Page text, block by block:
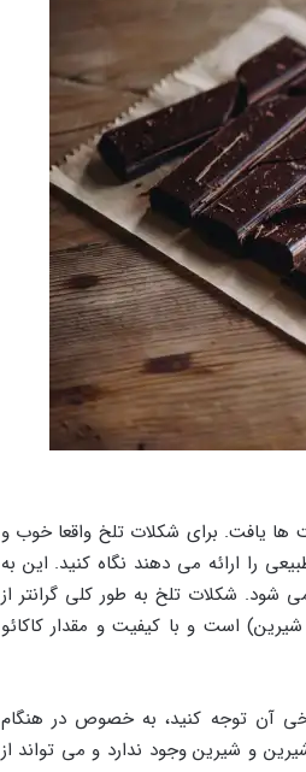
ها یافت. برای شکلات تلخ واقعا خوب و
را ارائه می دهند نگاه کنید. این به
شکلات تلخ به طور کلی گرانتر از
است و با کیفیت و مقدار کاکائو
آن توجه کنید، به خصوص در هنگام
و شیرین وجود ندارد و می تواند از